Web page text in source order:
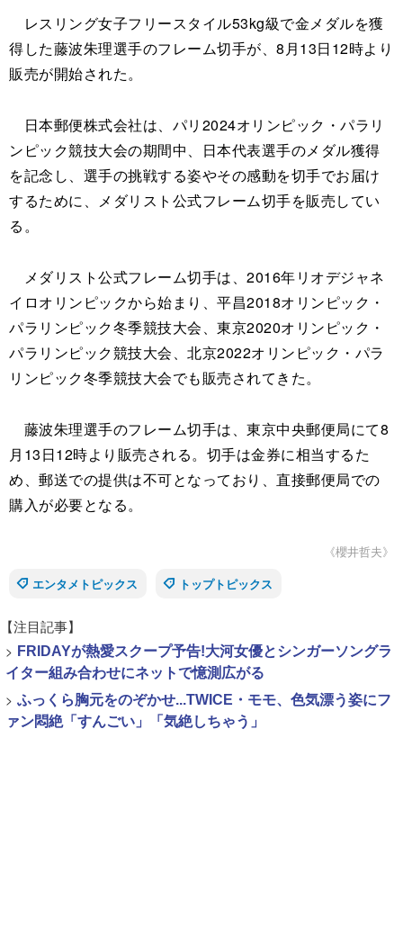
レスリング女子フリースタイル53kg級で金メダルを獲
得した藤波朱理選手のフレーム切手が、8月13日12時より
販売が開始された。
日本郵便株式会社は、パリ2024オリンピック・パラリ
ンピック競技大会の期間中、日本代表選手のメダル獲得
を記念し、選手の挑戦する姿やその感動を切手でお届け
するために、メダリスト公式フレーム切手を販売してい
る。
メダリスト公式フレーム切手は、2016年リオデジャネ
イロオリンピックから始まり、平昌2018オリンピック・
パラリンピック冬季競技大会、東京2020オリンピック・
パラリンピック競技大会、北京2022オリンピック・パラ
リンピック冬季競技大会でも販売されてきた。
藤波朱理選手のフレーム切手は、東京中央郵便局にて8
月13日12時より販売される。切手は金券に相当するた
め、郵送での提供は不可となっており、直接郵便局での
購入が必要となる。
《櫻井哲夫》
エンタメトピックス
トップトピックス
【注目記事】
> FRIDAYが熱愛スクープ予告!大河女優とシンガーソングラ
イター組み合わせにネットで憶測広がる
> ふっくら胸元をのぞかせ...TWICE・モモ、色気漂う姿にフ
ァン悶絶「すんごい」「気絶しちゃう」